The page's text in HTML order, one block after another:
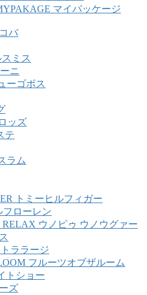
マイパッケージ
バ
スミス
ニ
ーゴボス
ッズ
テ
ラム
トミーヒルフィガー
フローレン
RELAX ウノピゥ ウノウグァー
ララージ
フルーツオブザルーム
トショー
ズ